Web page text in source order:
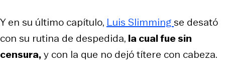
Y en su último capítulo, Luis Slimmingse desató
con su rutina de despedida, la cual fue sin
censura,y con la que no dejó títere con cabeza.